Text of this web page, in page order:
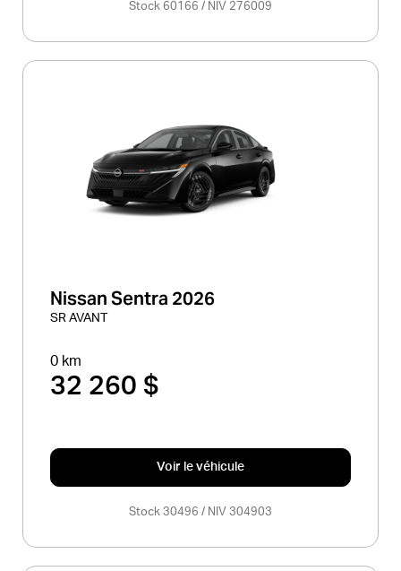
Stock 60166 / NIV 276009
Nissan Sentra 2026
SR AVANT
0 km
32 260 $
Voir le véhicule
Stock 30496 / NIV 304903